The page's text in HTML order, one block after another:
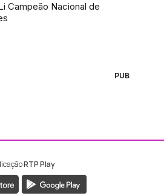
Campeão Nacional de
PUB
Madeira
RTP Play